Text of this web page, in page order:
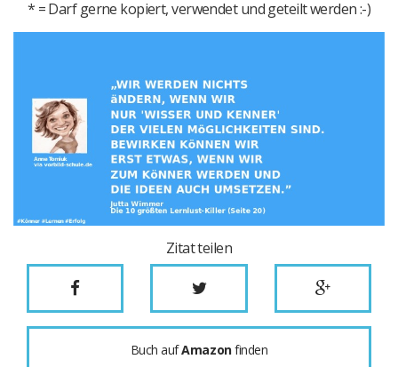
* = Darf gerne kopiert, verwendet und geteilt werden :-)
Zitat teilen
Buch aufAmazonfinden